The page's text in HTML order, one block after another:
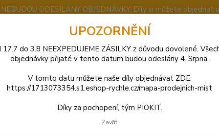
ODESÍLÁNY OBJEDNÁVKY. Díly si můžete objednat
Hledat
(Po-
pro Dellorto PHBG | Jawa 20,
UPOZORNĚNÍ
17.7 do 3.8 NEEXPEDUJEME ZÁSILKY z důvodu dovolené.
objednávky přijaté v tento datum budou odeslány 4. Srpna.
V tomto datu můžete naše díly objednávat ZDE:
https://1713073354.s1.eshop-rychle.cz/mapa-prodejnich-mist
Díky za pochopení, tým PIOKIT.
Zavřít